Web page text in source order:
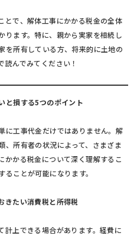
とで、解体工事にかかる税金の全体
ります。特に、親から実家を相続し
を所有している方、将来的に土地の
んでみてください！
と損する5つのポイント
に工事代金だけではありません。解
、所有者の状況によって、さまざま
かかる税金について深く理解するこ
ことが可能になります。
きたい消費税と所得税
計上できる場合があります。経費に